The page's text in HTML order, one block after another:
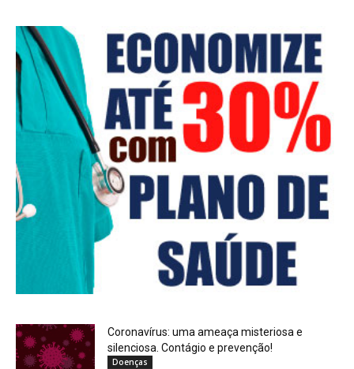
Coronavírus: uma ameaça misteriosa e
silenciosa. Contágio e prevenção!
Doenças